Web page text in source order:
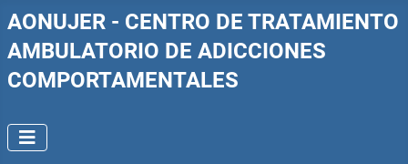
AONUJER - CENTRO DE TRATAMIENTO
AMBULATORIO DE ADICCIONES
COMPORTAMENTALES